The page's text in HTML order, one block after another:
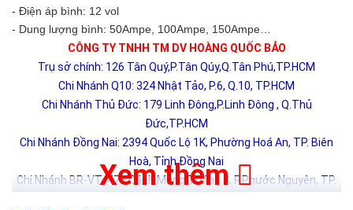
- Điện áp bình: 12 vol
- Dung lượng bình: 50Ampe, 100Ampe, 150Ampe…
CÔNG TY TNHH TM DV HOÀNG QUỐC BẢO
Trụ sở chính: 126 Tân Quý,P.Tân Qúy,Q.Tân Phú,TP.HCM
Chi Nhánh Q10: 324 Nhật Tảo, P.6, Q.10, TP.HCM
Chi Nhánh Thủ Đức: 179 Linh Đông,P.Linh Đông , Q.Thủ
Đức,TP.HCM
Chi Nhánh Đồng Nai: 2394 Quốc Lộ 1K, Phường Hoá An, TP. Biên
Hoà, Tỉnh Đồng Nai
Chi Nhánh BR-VT: 477 Cách Mạng Tháng 8, P.Phước Nguyên, TP.
Xem thêm